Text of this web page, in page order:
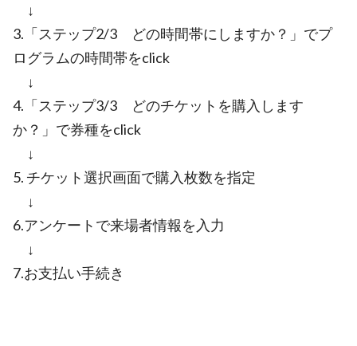
↓
3.「ステップ2/3 どの時間帯にしますか？」でプ
ログラムの時間帯をclick
↓
4.「ステップ3/3 どのチケットを購入します
か？」で券種をclick
↓
5. チケット選択画面で購入枚数を指定
↓
6.アンケートで来場者情報を入力
↓
7.お支払い手続き